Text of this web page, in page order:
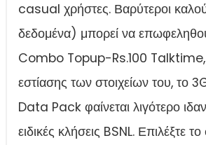
casual χρήστες. Βαρύτεροι
δεδομένα) μπορεί να
Combo Topup-Rs.100 Talktime,
εστίασης των στοιχείων του, το
Data Pack φαίνεται λιγότερο
ειδικές κλήσεις BSNL. Επιλέξτε